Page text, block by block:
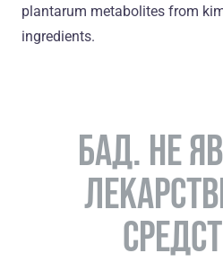
plantarum metabolites from
ingredients.
БАД. НЕ